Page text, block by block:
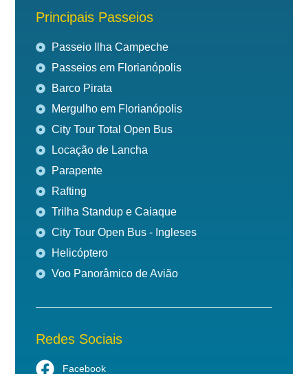
Principais Passeios
Passeio Ilha Campeche
Passeios em Florianópolis
Barco Pirata
Mergulho em Florianópolis
City Tour Total Open Bus
Locação de Lancha
Parapente
Rafting
Trilha Standup e Caiaque
City Tour Open Bus - Ingleses
Helicóptero
Voo Panorâmico de Avião
Redes Sociais
Facebook